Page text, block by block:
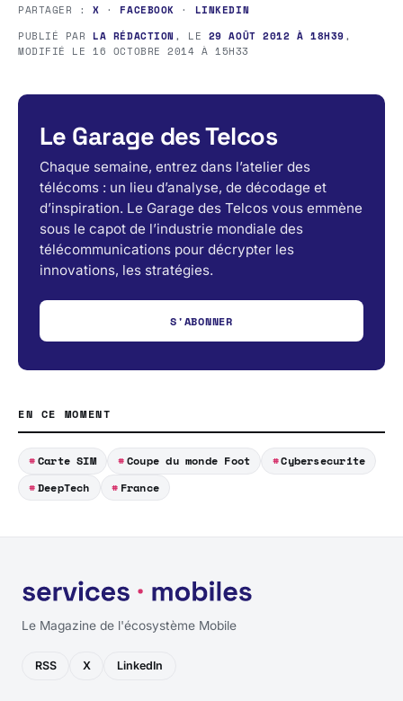
PARTAGER :X · FACEBOOK · LINKEDIN
PUBLIÉ PAR LA RÉDACTION , LE 29 AOÛT 2012 À 18H39,
MODIFIÉ LE16 OCTOBRE 2014 À 15H33
Le Garage des Telcos
Chaque semaine, entrez dans l’atelier des
télécoms : un lieu d’analyse, de décodage et
d’inspiration. Le Garage des Telcos vous emmène
sous le capot de l’industrie mondiale des
télécommunications pour décrypter les
innovations, les stratégies.
S'ABONNER
EN CE MOMENT
Carte SIM Coupe du monde Foot
Cybersecurite
DeepTech
France
Le Magazine de l'écosystème Mobile
RSS X LinkedIn